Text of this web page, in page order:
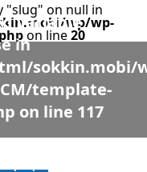
"slug" on null in
wp/wp-
on line20
variable
in
sokkin.mobi/
template-
on line 117